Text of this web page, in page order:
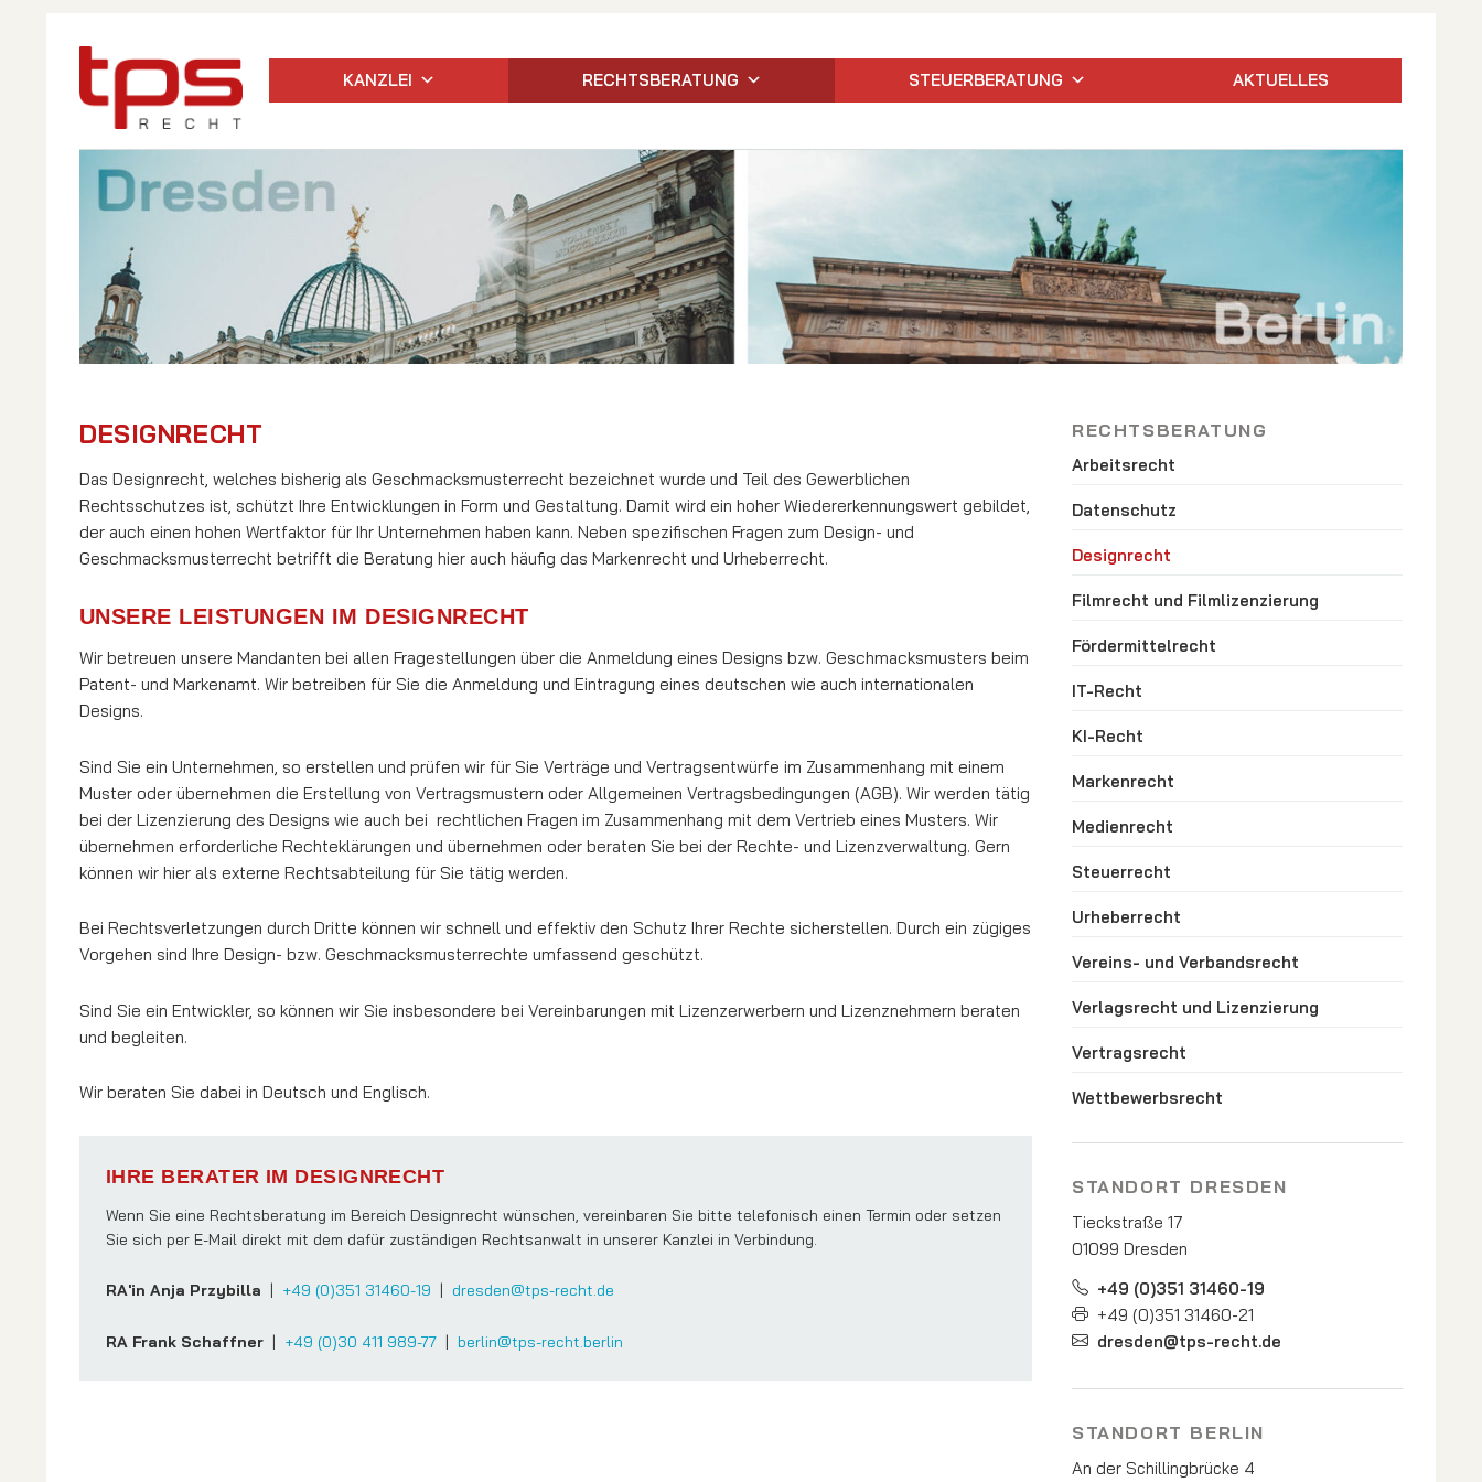
KANZLEI RECHTSBERATUNG STEUERBERATUNG AKTUELLES
DESIGNRECHT
Das Designrecht, welches bisherig als Geschmacksmusterrecht bezeichnet wurde und Teil des Gewerblichen
Rechtsschutzes ist, schützt Ihre Entwicklungen in Form und Gestaltung. Damit wird ein hoher Wiedererkennungswert gebildet,
der auch einen hohen Wertfaktor für Ihr Unternehmen haben kann. Neben spezifischen Fragen zum Design- und
Geschmacksmusterrecht betrifft die Beratung hier auch häufig das Markenrecht und Urheberrecht.
UNSERE LEISTUNGEN IM DESIGNRECHT
Wir betreuen unsere Mandanten bei allen Fragestellungen über die Anmeldung eines Designs bzw. Geschmacksmusters beim
Patent- und Markenamt. Wir betreiben für Sie die Anmeldung und Eintragung eines deutschen wie auch internationalen
Designs.
Sind Sie ein Unternehmen, so erstellen und prüfen wir für Sie Verträge und Vertragsentwürfe im Zusammenhang mit einem
Muster oder übernehmen die Erstellung von Vertragsmustern oder Allgemeinen Vertragsbedingungen (AGB). Wir werden tätig
bei der Lizenzierung des Designs wie auch bei rechtlichen Fragen im Zusammenhang mit dem Vertrieb eines Musters. Wir
übernehmen erforderliche Rechteklärungen und übernehmen oder beraten Sie bei der Rechte- und Lizenzverwaltung. Gern
können wir hier als externe Rechtsabteilung für Sie tätig werden.
Bei Rechtsverletzungen durch Dritte können wir schnell und effektiv den Schutz Ihrer Rechte sicherstellen. Durch ein zügiges
Vorgehen sind Ihre Design- bzw. Geschmacksmusterrechte umfassend geschützt.
Sind Sie ein Entwickler, so können wir Sie insbesondere bei Vereinbarungen mit Lizenzerwerbern und Lizenznehmern beraten
und begleiten.
Wir beraten Sie dabei in Deutsch und Englisch.
IHRE BERATER IM DESIGNRECHT
Wenn Sie eine Rechtsberatung im Bereich Designrecht wünschen, vereinbaren Sie bitte telefonisch einen Termin oder setzen
Sie sich per E-Mail direkt mit dem dafür zuständigen Rechtsanwalt in unserer Kanzlei in Verbindung.
RA'in Anja Przybilla +49 (0)351 31460-19 dresden@tps-recht.de
RA Frank Schaffner | +49 (0)30 411 989-77 | berlin@tps-recht.berlin
RECHTSBERATUNG
Arbeitsrecht
Datenschutz
Designrecht
Filmrecht und Filmlizenzierung
Fördermittelrecht
IT-Recht
KI-Recht
Markenrecht
Medienrecht
Steuerrecht
Urheberrecht
Vereins- und Verbandsrecht
Verlagsrecht und Lizenzierung
Vertragsrecht
Wettbewerbsrecht
STANDORT DRESDEN
Tieckstraße 17
01099 Dresden
+49 (0)351 31460-19
+49 (0)351 31460-21
dresden@tps-recht.de
STANDORT BERLIN
An der Schillingbrücke 4